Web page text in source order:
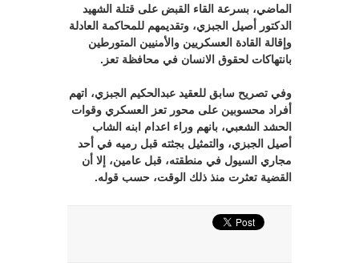
الماضي، بسرعة القاء القبض على قتلة الشهيد
الدكتور أصيل الجبزي، وتقديمهم للمحاكمة العادلة
وإقالة القادة العسكريين والأمنيين المتورطين
بانتهاكات لحقوق الانسان في محافظة تعز.
وفي تصريح سابق للعقيد عبدالحكيم الجبزي، اتهم
أفراد محسوبين على محور تعز العسكري وقوات
الحشد الشعبي، بانهم وراء اعدام ابنه الشاب
أصيل الجبزي، والتمثيل بجثته قبل رميه في أحد
مجاري السيول في منطقته، قبل عامين، إلا أن
القضية تعثرت منذ ذلك الوقت، حسب قوله.